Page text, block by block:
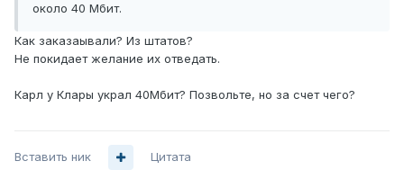
около 40 Мбит.
Как заказаывали? Из штатов?
Не покидает желание их отведать.
Карл у Клары украл 40Мбит? Позвольте, но за счет чего?
Вставить ник Цитата